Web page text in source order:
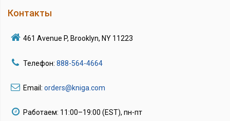
Контакты
461 Avenue P, Brooklyn, NY 11223
Телефон: 888-564-4664
Email: orders@kniga.com
Работаем: 11:00–19:00 (EST), пн-пт